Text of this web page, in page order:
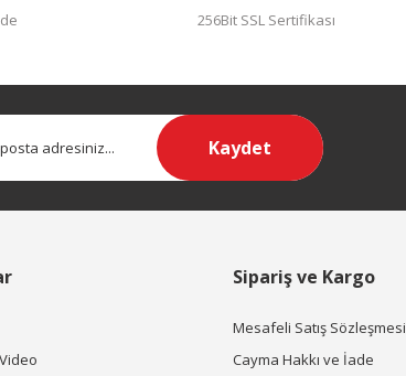
256Bit SSL Sertifikası
Kaydet
Sipariş ve Kargo
Mesafeli Satış Sözleşmesi
Cayma Hakkı ve İade